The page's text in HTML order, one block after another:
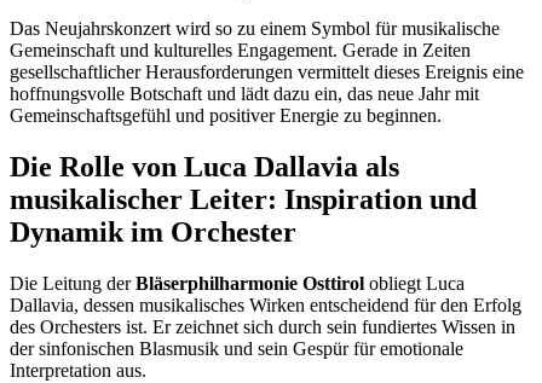
Das Neujahrskonzert wird so zu einem Symbol für musikalische
Gemeinschaft und kulturelles Engagement. Gerade in Zeiten
gesellschaftlicher Herausforderungen vermittelt dieses Ereignis eine
hoffnungsvolle Botschaft und lädt dazu ein, das neue Jahr mit
Gemeinschaftsgefühl und positiver Energie zu beginnen.
Die Rolle von Luca Dallavia als
musikalischer Leiter: Inspiration und
Dynamik im Orchester
Die Leitung derBläserphilharmonie Osttirol obliegt Luca
Dallavia, dessen musikalisches Wirken entscheidend für den Erfolg
des Orchesters ist. Er zeichnet sich durch sein fundiertes Wissen in
der sinfonischen Blasmusik und sein Gespür für emotionale
Interpretation aus.